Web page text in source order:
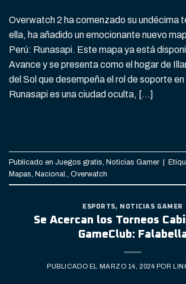
Overwatch 2 ha comenzado su undécima
ella, ha añadido un emocionante nuevo
Perú: Runasapi. Este mapa ya está
Avance y se presenta como el hogar de
del Sol que desempeña el rol de soporte
Runasapi es una ciudad oculta, […]
Publicado en Juegos gratis Noticias Gamer |
Mapas Nacional. Overwatch
ESPORTS, NOTICIAS GAMER
Se Acercan los Torneos
GameClub:
PUBLICADO EL MARZO 14, 2024 POR